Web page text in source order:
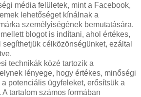
média felületek, mint a Facebook,
lehetőséget kínálnak a
személyiségének bemutatására.
blogot is indítani, ahol értékes,
célközönségünket, ezáltal
technikák közé tartozik a
lényege, hogy értékes, minőségi
potenciális ügyfeleket, erősítsük a
tartalom számos formában